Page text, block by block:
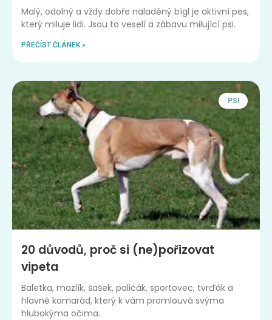
Malý, odolný a vždy dobře naladěný bígl je aktivní pes,
který miluje lidi. Jsou to veselí a zábavu milující psi.
PŘEČÍST ČLÁNEK »
PSI
20 důvodů, proč si (ne)pořizovat
vipeta
Baletka, mazlík, šašek, paličák, sportovec, tvrďák a
hlavně kamarád, který k vám promlouvá svýma
hlubokýma očima.